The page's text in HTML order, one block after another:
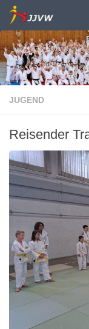
Zum Inhalt
JUGEND
Reisender